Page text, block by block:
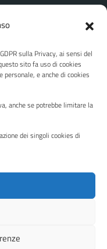
sulla Privacy, ai sensi del
sito fa uso di cookies
e anche di cookies
anche se potrebbe limitare la
dei singoli cookies di